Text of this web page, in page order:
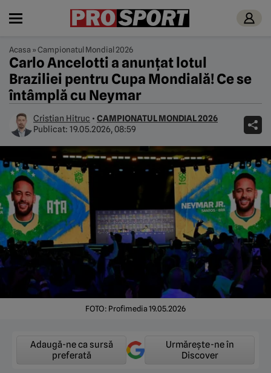
Acasa »Campionatul Mondial 2026
Carlo Ancelotti a anunțat lotul
Braziliei pentru Cupa Mondială! Ce se
întâmplă cu Neymar
Cristian Hitruc • CAMPIONATUL MONDIAL 2026
Publicat: 19.05.2026, 08:59
FOTO: Profimedia 19.05.2026
Adaugă-ne ca sursă
preferată
Urmărește-ne în
Discover